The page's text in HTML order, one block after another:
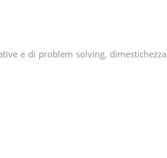
e di problem solving, dimestichezza